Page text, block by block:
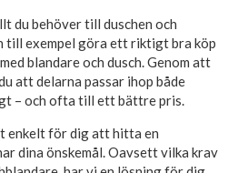
du behöver till duschen och
till exempel göra ett riktigt bra köp
blandare och dusch. Genom att
att delarna passar ihop både
– och ofta till ett bättre pris.
enkelt för dig att hitta en
dina önskemål. Oavsett vilka krav